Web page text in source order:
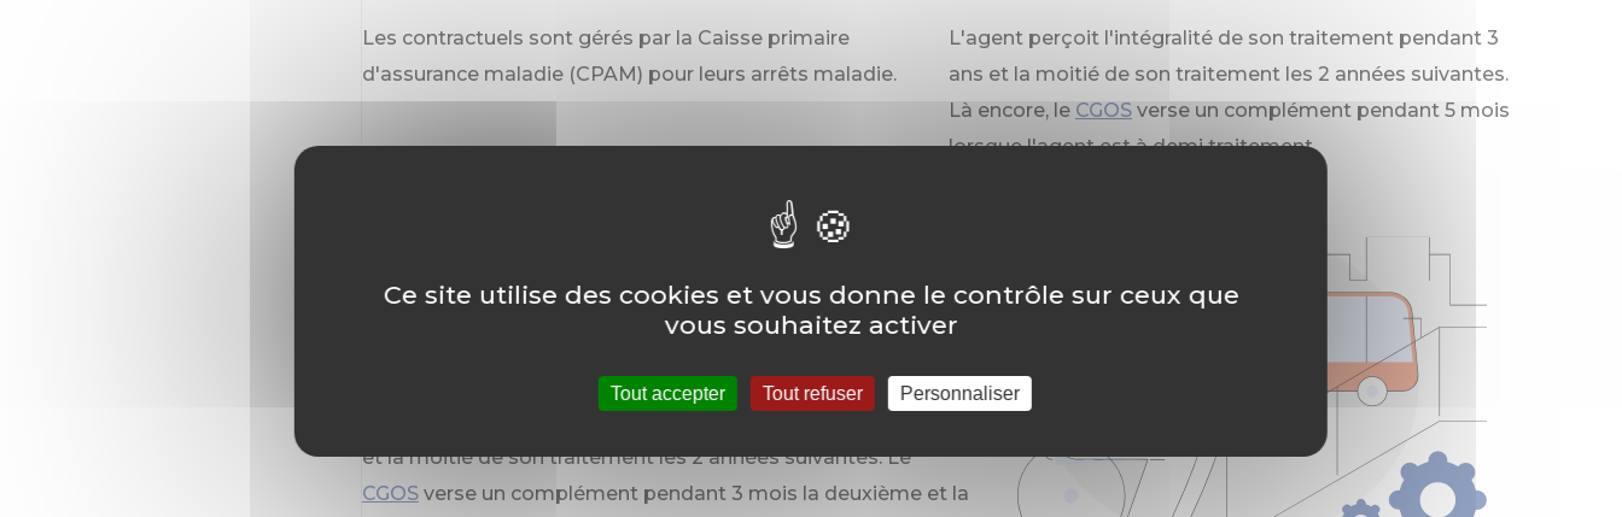
Les contractuels sont gérés par la Caisse primaire
d'assurance maladie (CPAM) pour leurs arrêts maladie.
L'agent perçoit l'intégralité de son traitement pendant 3
ans et la moitié de son traitement les 2 années suivantes.
Là encore, le CGOS verse un complément pendant 5 mois
lorsque l'agent est à demi traitement.
Le congé de grave maladie
Il correspond au congé longue maladie pour les contractuels.
L'ancienneté de service doit être d'au moins 3 ans pour en
et la moitié de son traitement les 2 années suivantes. Le
CGOS verse un complément pendant 3 mois la deuxième et la
Ce site utilise des cookies et vous donne le contrôle sur ceux que
vous souhaitez activer
Tout accepter Tout refuser Personnaliser